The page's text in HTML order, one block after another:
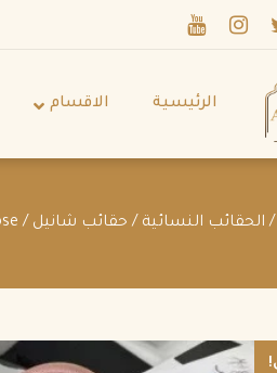
الرئيسية الاقسام
/ الحقائب النسائية / حقائب شانيل / Coco Top Handle Bag Quilted Caviar with Snakeskin rose